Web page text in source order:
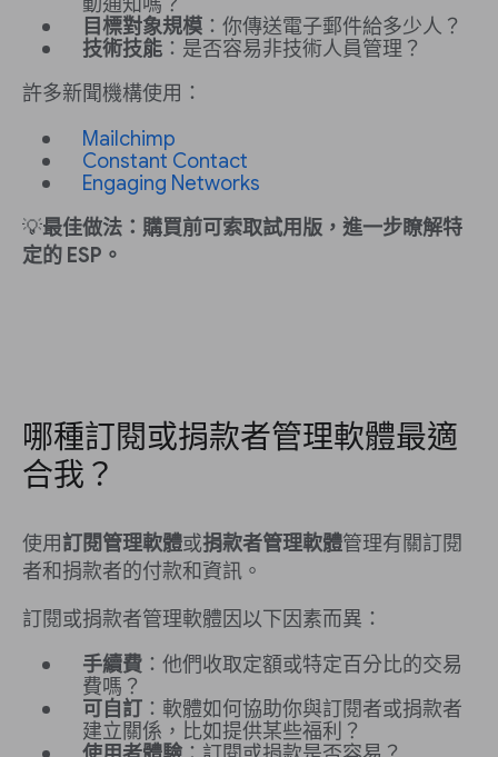
動通知嗎？
目標對象規模 ：你傳送電子郵件給多少人？
技術技能 ：是否容易非技術人員管理？
許多新聞機構使用：
Mailchimp
Constant Contact
Engaging Networks
💡最佳做法：購買前可索取試用版，進一步瞭解特
定的 ESP。
哪種訂閱或捐款者管理軟體最適
合我？
使用訂閱管理軟體或捐款者管理軟體管理有關訂閱
者和捐款者的付款和資訊。
訂閱或捐款者管理軟體因以下因素而異：
手續費 ：他們收取定額或特定百分比的交易
費嗎？
可自訂 ：軟體如何協助你與訂閱者或捐款者
建立關係，比如提供某些福利？